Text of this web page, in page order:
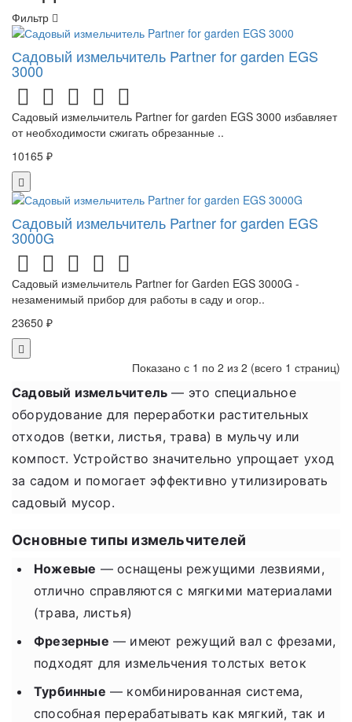
Фильтр
Садовый измельчитель Partner for garden EGS
3000
Садовый измельчитель Partner for garden EGS 3000 избавляет
от необходимости сжигать обрезанные ..
10165 ₽
Садовый измельчитель Partner for garden EGS
3000G
Садовый измельчитель Partner for Garden EGS 3000G -
незаменимый прибор для работы в саду и огор..
23650 ₽
Показано с 1 по 2 из 2 (всего 1 страниц)
Садовый измельчитель — это специальное
оборудование для переработки растительных
отходов (ветки, листья, трава) в мульчу или
компост. Устройство значительно упрощает уход
за садом и помогает эффективно утилизировать
садовый мусор.
Основные типы измельчителей
Ножевые — оснащены режущими лезвиями,
отлично справляются с мягкими материалами
(трава, листья)
Фрезерные — имеют режущий вал с фрезами,
подходят для измельчения толстых веток
Турбинные — комбинированная система,
способная перерабатывать как мягкий, так и